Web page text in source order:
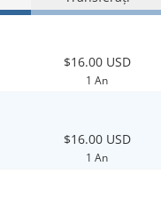
$16.00 USD
1 An
$16.00 USD
1 An